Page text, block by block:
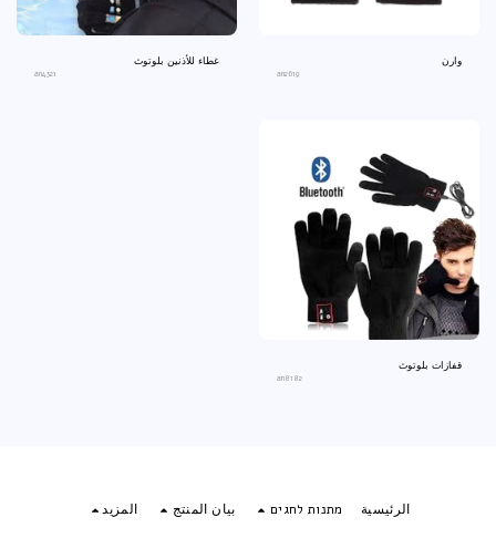
وارن
an2619
غطاء للأذنين بلوتوث
an4321
قفازات بلوتوث
an8182
الرئيسية מתנות לחגים بيان المنتج المزيد